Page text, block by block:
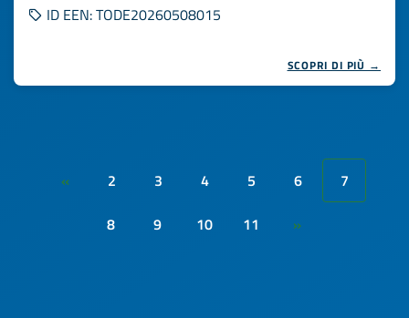
ID EEN: TODE20260508015
SCOPRI DI PIÙ →
« 2 3 4 5 6
7
8
9 10 11 »